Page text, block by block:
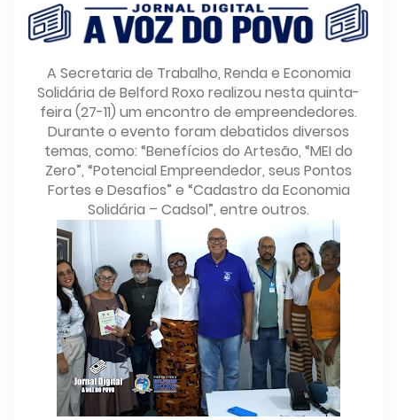
A Secretaria de Trabalho, Renda e Economia
Solidária de Belford Roxo realizou nesta quinta-
feira (27-11) um encontro de empreendedores.
Durante o evento foram debatidos diversos
temas, como: “Benefícios do Artesão, “MEI do
Zero”, “Potencial Empreendedor, seus Pontos
Fortes e Desafios” e “Cadastro da Economia
Solidária – Cadsol”, entre outros.